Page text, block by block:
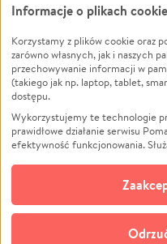
Leczenie
Zwierzęta
Pożar
Ukraina
Pomoc Finansowa
Projekty
Pogrzeb
Społeczność lokalna
Kultura
Informacje o plikach cookie
Korzystamy z plików cookie oraz
zarówno własnych, jak i naszych
przechowywanie informacji w
(takiego jak np. laptop, tablet,
dostępu.
Wykorzystujemy te technologie
prawidłowe działanie serwisu
efektywność funkcjonowania.
technologii do celów
zgodę na ich stosowanie lub jej
możliwość zmiany swoich
do której link znajdziesz w stopce